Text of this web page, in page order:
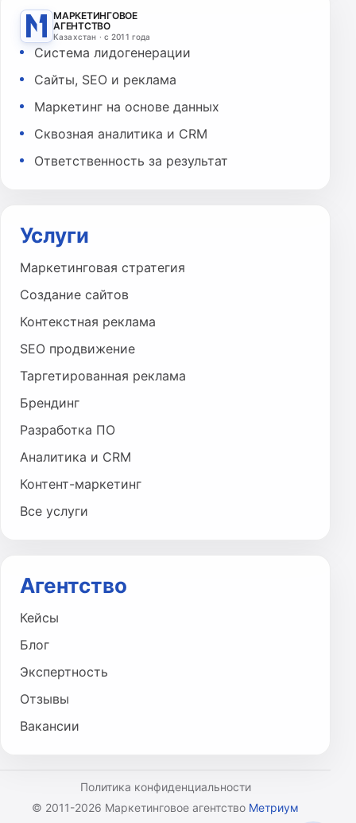
МАРКЕТИНГОВОЕ
АГЕНТСТВО
Казахстан · с 2011 года
Система лидогенерации
Сайты, SEO и реклама
Маркетинг на основе данных
Сквозная аналитика и CRM
Ответственность за результат
Услуги
Маркетинговая стратегия
Создание сайтов
Контекстная реклама
SEO продвижение
Таргетированная реклама
Брендинг
Разработка ПО
Аналитика и CRM
Контент-маркетинг
Все услуги
Агентство
Кейсы
Блог
Экспертность
Отзывы
Вакансии
Политика конфиденциальности
© 2011-2026 Маркетинговое агентство Метриум